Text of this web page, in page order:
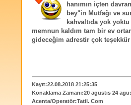
hanımın içten
bey"in Mutfağı ve
kahvaltıda yok
memnun kaldım tam bir ev
gideceğim adrestir çok
Kayıt:22.08.2018 21:25:35
Konaklama Zamanı:20 agustıs 24
Acenta/Operatör:Tatil. Com